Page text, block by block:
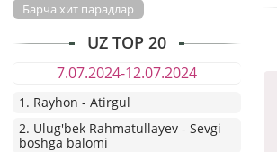
Барча хит парадлар
UZ TOP 20
7.07.2024-12.07.2024
1. Rayhon - Atirgul
2. Ulug'bek Rahmatullayev - Sevgi
boshga balomi